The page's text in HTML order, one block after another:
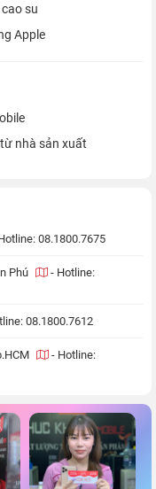
su
Apple
nhà sản xuất
08.1800.7675
Phú - Hotline:
08.1800.7612
- Hotline: